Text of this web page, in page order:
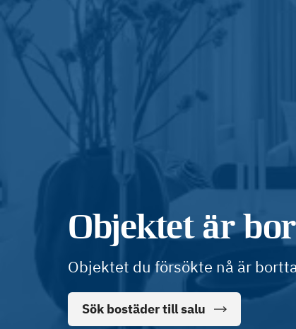
Objektet är
Objektet du försökte nå är
Sök bostäder till salu